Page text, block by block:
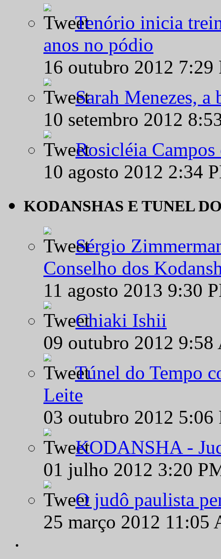
Tenório inicia
anos no pódio
16 outubro 2012
Sarah Menezes,
10 setembro 2012
Rosicléia
10 agosto 2012 2:34
KODANSHAS E TUNEL
Sérgio
Conselho dos
11 agosto 2013 9:30
Chiaki Ishii
09 outubro 2012
Túnel do Tempo
Leite
03 outubro 2012
KODANSHA -
01 julho 2012 3:20
O judô paulista
25 março 2012